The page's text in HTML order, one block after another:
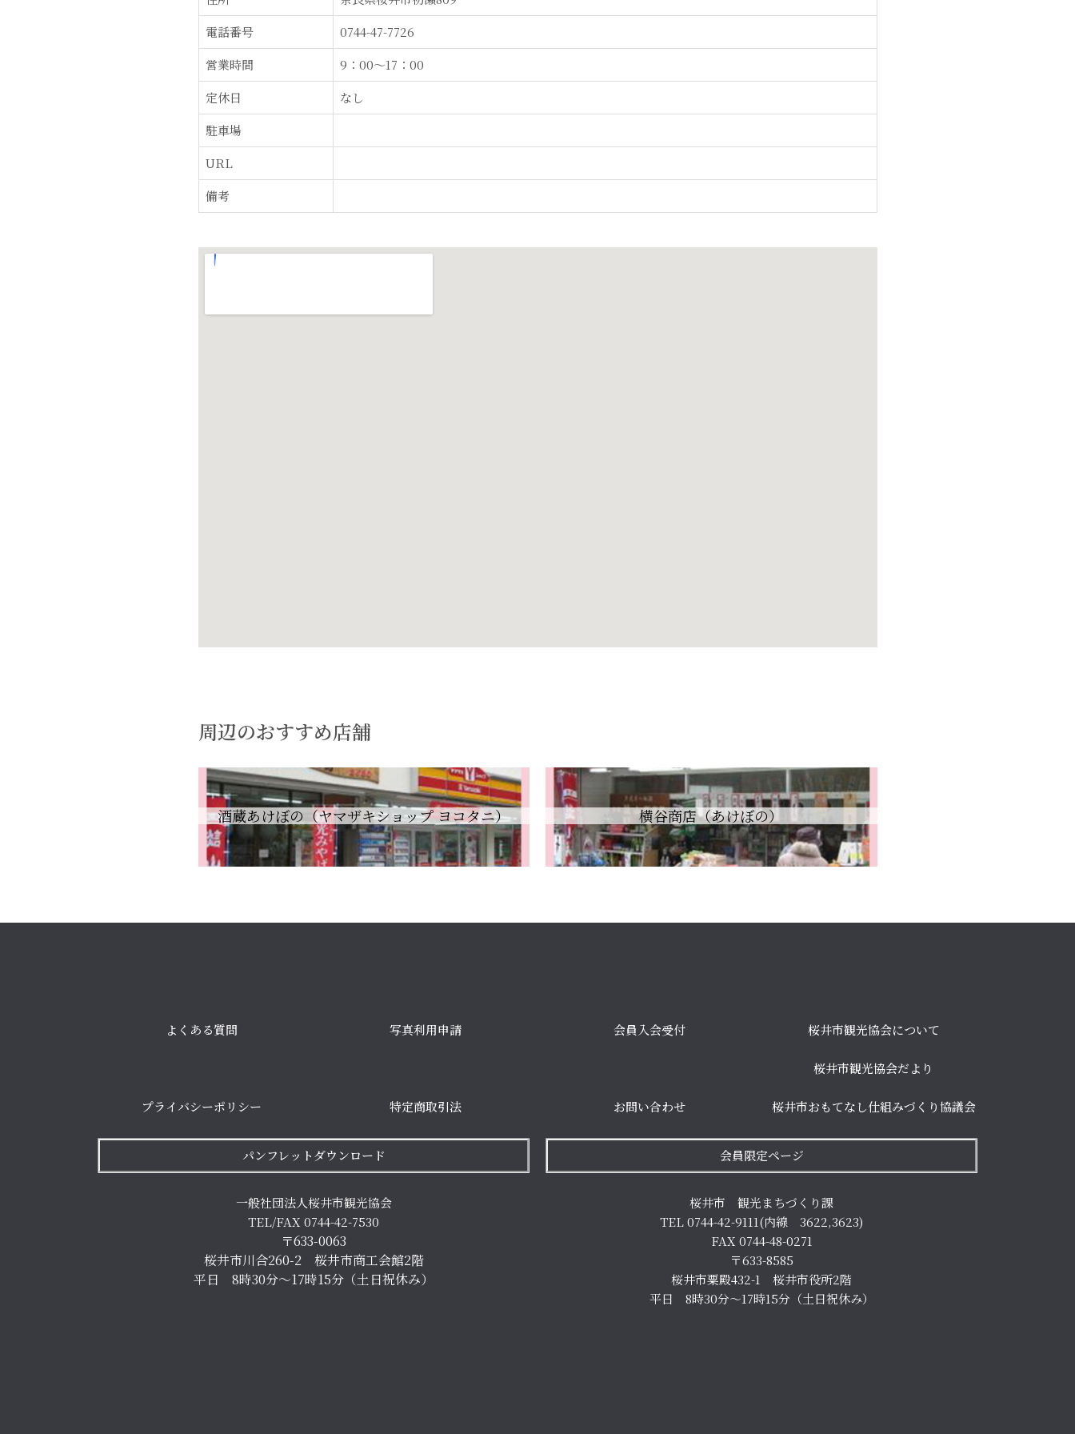
電話番号
0744-47-7726
営業時間
9：00～17：00
定休日
なし
駐車場
URL
備考
周辺のおすすめ店舗
酒蔵あけぼの（ヤマザキショップ ヨコタニ） 横谷商店（あけぼの）
よくある質問 写真利用申請 会員入会受付 桜井市観光協会について
桜井市観光協会だより
プライバシーポリシー 特定商取引法 お問い合わせ 桜井市おもてなし仕組みづくり協議会
パンフレットダウンロード 会員限定ページ
一般社団法人桜井市観光協会
TEL/FAX 0744-42-7530
〒633-0063
桜井市川合260-2 桜井市商工会館2階
平日 8時30分～17時15分（土日祝休み）
桜井市 観光まちづくり課
TEL 0744-42-9111(内線 3622,3623)
FAX 0744-48-0271
〒633-8585
桜井市粟殿432-1 桜井市役所2階
平日 8時30分～17時15分（土日祝休み）